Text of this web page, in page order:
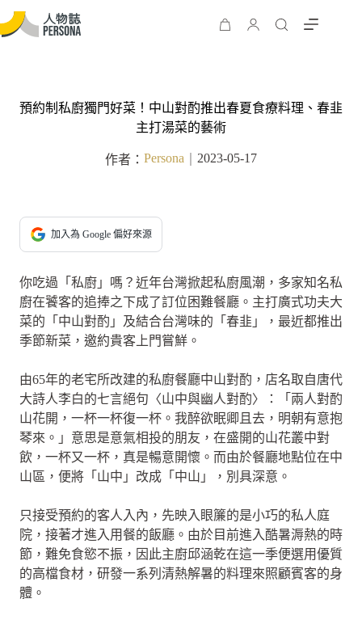
預約制私廚獨門好菜！中山對酌推出春夏食療料理、春韭
主打湯菜的藝術
作者： Persona 2023-05-17
加入為 Google 偏好來源
你吃過「私廚」嗎？近年台灣掀起私廚風潮，多家知名私
廚在饕客的追捧之下成了訂位困難餐廳。主打廣式功夫大
菜的「中山對酌」及結合台灣味的「春韭」，最近都推出
季節新菜，邀約貴客上門嘗鮮。
由65年的老宅所改建的私廚餐廳中山對酌，店名取自唐代
大詩人李白的七言絕句〈山中與幽人對酌〉：「兩人對酌
山花開，一杯一杯復一杯。我醉欲眠卿且去，明朝有意抱
琴來。」意思是意氣相投的朋友，在盛開的山花叢中對
飲，一杯又一杯，真是暢意開懷。而由於餐廳地點位在中
山區，便將「山中」改成「中山」，別具深意。
只接受預約的客人入內，先映入眼簾的是小巧的私人庭
院，接著才進入用餐的飯廳。由於目前進入酷暑溽熱的時
節，難免食慾不振，因此主廚邱涵乾在這一季便選用優質
的高檔食材，研發一系列清熱解暑的料理來照顧賓客的身
體。